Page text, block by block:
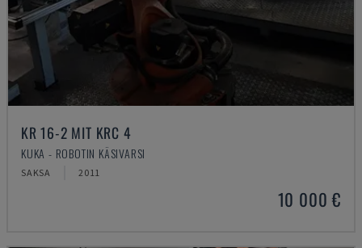
KR 16-2 MIT KRC 4
KUKA - ROBOTIN KÄSIVARSI
SAKSA 2011
10 000 €